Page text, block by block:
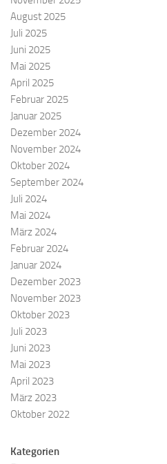
August 2025
Juli 2025
Juni 2025
Mai 2025
April 2025
Februar 2025
Januar 2025
Dezember 2024
November 2024
Oktober 2024
September 2024
Juli 2024
Mai 2024
März 2024
Februar 2024
Januar 2024
Dezember 2023
November 2023
Oktober 2023
Juli 2023
Juni 2023
Mai 2023
April 2023
März 2023
Oktober 2022
Kategorien